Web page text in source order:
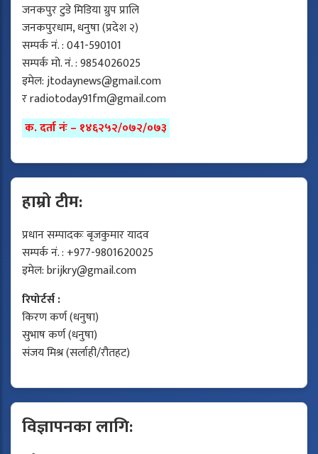
जनकपुर टुडे मिडिया ग्रुप प्रालि
जनकपुरधाम, धनुषा (प्रदेश २)
सम्पर्क नं. : 041-590101
सम्पर्क मो. नं. : 9854026025
इमेल:jtodaynews@gmail.com
रradiotoday91fm@gmail.com
क. दर्ता नंः – १४६२५२/०७२/०७३
हाम्रो टीम:
प्रधान सम्पादकः बृजकुमार यादव
सम्पर्क नं. : +977-9801620025
इमेल:brijkry@gmail.com
रिपोर्टर्स :
किरण कर्ण (धनुषा)
सुभाष कर्ण (धनुषा)
संजय मिश्र (सर्लाही/रौतहट)
विज्ञापनका लागि: